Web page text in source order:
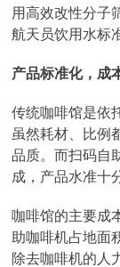
用高效改性分子
航天员饮用水标
产品标准化，成
传统咖啡馆是依
虽然耗材、比例
品质。而扫码自
成，产品水准十
咖啡馆的主要成
助咖啡机占地面
除去咖啡机的人